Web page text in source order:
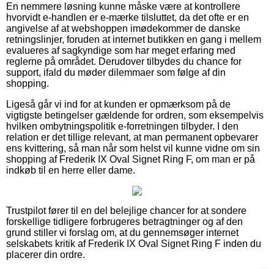
En nemmere løsning kunne måske være at kontrollere
hvorvidt e-handlen er e-mærke tilsluttet, da det ofte er en
angivelse af at webshoppen imødekommer de danske
retningslinjer, foruden at internet butikken en gang i mellem
evalueres af sagkyndige som har meget erfaring med
reglerne på området. Derudover tilbydes du chance for
support, ifald du møder dilemmaer som følge af din
shopping.
Ligeså går vi ind for at kunden er opmærksom på de
vigtigste betingelser gældende for ordren, som eksempelvis
hvilken ombytningspolitik e-forretningen tilbyder. I den
relation er det tillige relevant, at man permanent opbevarer
ens kvittering, så man når som helst vil kunne vidne om sin
shopping af Frederik IX Oval Signet Ring F, om man er på
indkøb til en herre eller dame.
Trustpilot fører til en del belejlige chancer for at sondere
forskellige tidligere forbrugeres betragtninger og af den
grund stiller vi forslag om, at du gennemsøger internet
selskabets kritik af Frederik IX Oval Signet Ring F inden du
placerer din ordre.